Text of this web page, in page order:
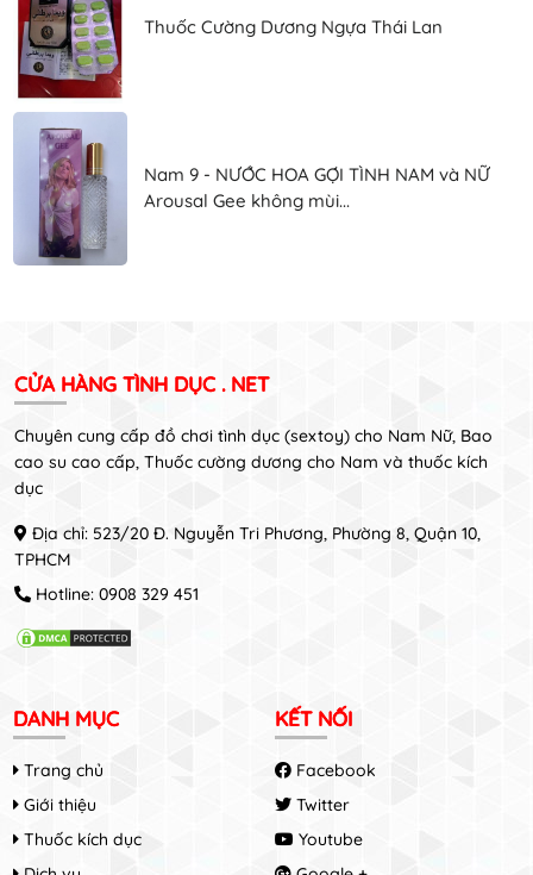
Thuốc Cường Dương Ngựa Thái Lan
Nam 9 - NƯỚC HOA GỢI TÌNH NAM và NỮ
Arousal Gee không mùi...
CỬA HÀNG TÌNH DỤC . NET
Chuyên cung cấp đồ chơi tình dục (sextoy) cho Nam Nữ, Bao
cao su cao cấp, Thuốc cường dương cho Nam và thuốc kích
dục
Địa chỉ: 523/20 Đ. Nguyễn Tri Phương, Phường 8, Quận 10,
TPHCM
Hotline: 0908 329 451
DANH MỤC
Trang chủ
Giới thiệu
Thuốc kích dục
KẾT NỐI
Facebook
Twitter
Youtube